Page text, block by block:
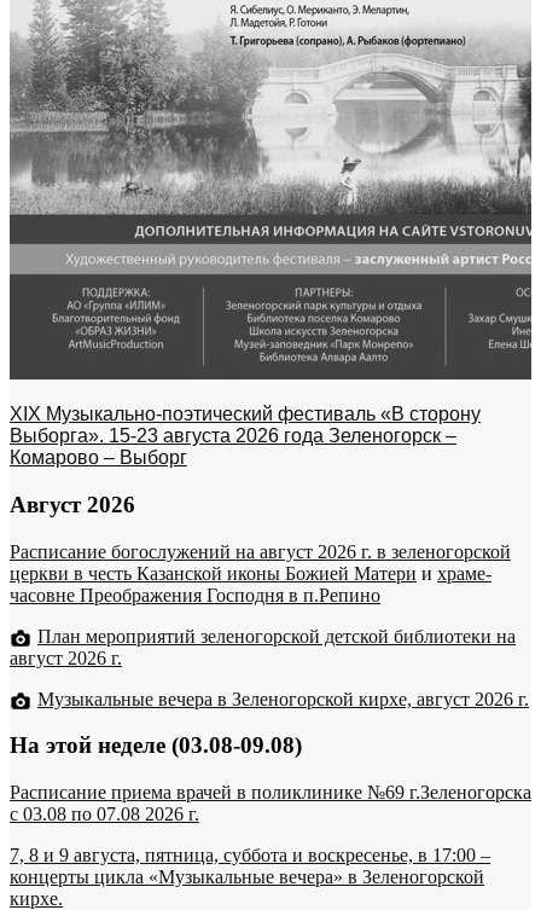
XIX Музыкально-поэтический фестиваль «В сторону
Выборга». 15-23 августа 2026 года Зеленогорск –
Комарово – Выборг
Август 2026
Расписание богослужений на август 2026 г. в зеленогорской
церкви в честь Казанской иконы Божией Матери и храме-
часовне Преображения Господня в п.Репино
План мероприятий зеленогорской детской библиотеки на
август 2026 г.
Музыкальные вечера в Зеленогорской кирхе, август 2026 г.
На этой неделе (03.08-09.08)
Расписание приема врачей в поликлинике №69 г.Зеленогорска
c 03.08 по 07.08 2026 г.
7, 8 и 9 августа, пятница, суббота и воскресенье, в 17:00 –
концерты цикла «Музыкальные вечера» в Зеленогорской
кирхе.